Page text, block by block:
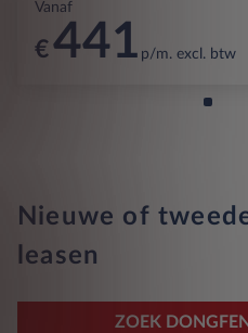
Vanaf
€441 p/m. excl. btw
Nieuwe of
leasen
ZOEK